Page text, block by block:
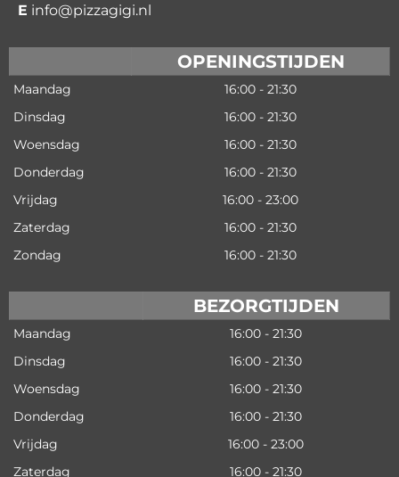
E info@pizzagigi.nl
OPENINGSTIJDEN
Maandag
16:00 - 21:30
Dinsdag
16:00 - 21:30
Woensdag
16:00 - 21:30
Donderdag
16:00 - 21:30
Vrijdag
16:00 - 23:00
Zaterdag
16:00 - 21:30
Zondag
16:00 - 21:30
BEZORGTIJDEN
Maandag
16:00 - 21:30
Dinsdag
16:00 - 21:30
Woensdag
16:00 - 21:30
Donderdag
16:00 - 21:30
Vrijdag
16:00 - 23:00
Zaterdag
16:00 - 21:30